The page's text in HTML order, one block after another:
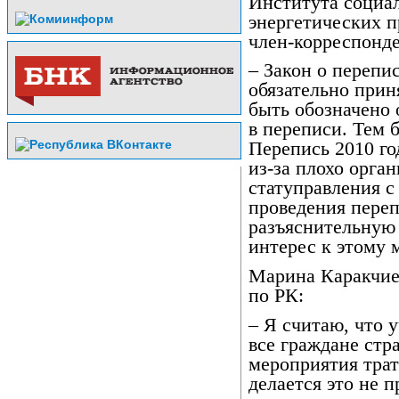
член-
– Закон о
обязательно
быть обозначено
в переписи. Тем
Перепись 2010
из-за плохо
статуправления
проведения
интерес к этому
Марина
по РК:
– Я считаю, что
все граждане
мероприятия
делается это не